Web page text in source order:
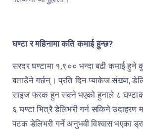
घण्टा र महिनामा कति कमाई हुन्छ?
सरदर घण्टामा १,९०० भन्दा बढी कमाई हुने
बताउँने गर्छन्। प्रति दिन प्याकेज संख्या,
साइज फरक हुन सक्ने भएको हुनाले ८
६ घण्टा भित्रै डेलिभरी गर्न सकिने उदाहरण
पटक डेलिभरी गर्ने अनुभवी विश्वास भएका